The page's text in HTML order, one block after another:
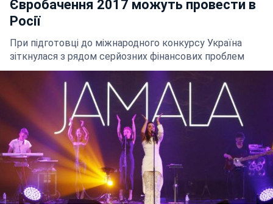
Євробачення 2017 можуть провести в
Росії
При підготовці до міжнародного конкурсу Україна
зіткнулася з рядом серйозних фінансових проблем